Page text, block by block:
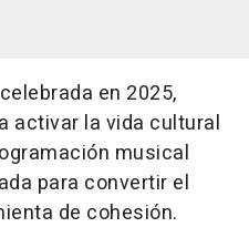
en 2025,
activar la vida cultural
musical
para convertir el
de cohesión.